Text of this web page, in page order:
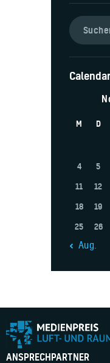
Calendar
M D
4
5
11
12
18
19
25
26
« Aug.
ANSPRECHPARTNER